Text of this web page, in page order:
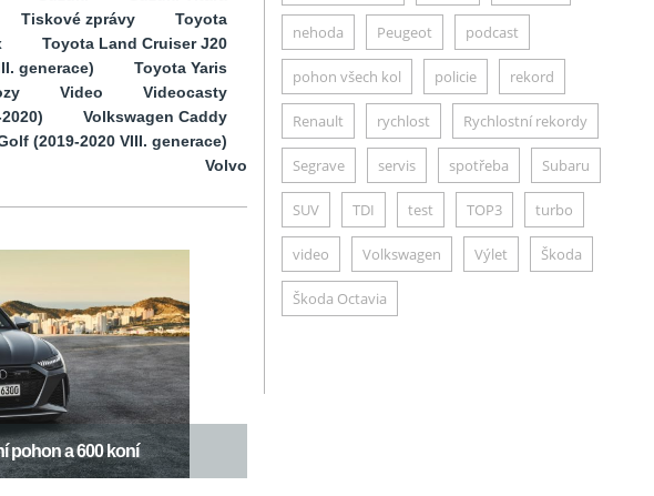
Tiskové zprávy
Toyota
Toyota Land Cruiser J20
generace)
Toyota Yaris
Video
Videocasty
Volkswagen Caddy
(2019-2020 VIII. generace)
Volvo
pohon a 600 koní
nehoda Peugeot podcast
pohon všech kol policie rekord
Renault rychlost Rychlostní rekordy
Segrave servis spotřeba Subaru
SUV TDI test TOP3 turbo
video Volkswagen Výlet Škoda
Škoda Octavia